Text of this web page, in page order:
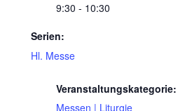
9:30 - 10:30
Serien:
Hl. Messe
Veranstaltungskategorie:
Messen | Liturgie